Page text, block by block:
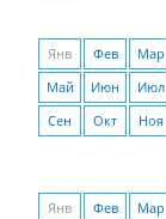
Янв Фев Мар
Май
Июн Июл
Сен
Окт Ноя
Янв Фев Мар